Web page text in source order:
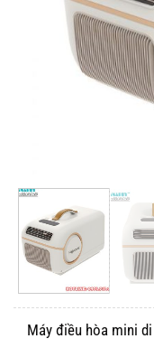
Máy điều hòa mini